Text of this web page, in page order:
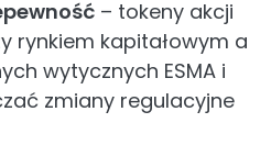
– tokeny akcji
rynkiem kapitałowym a
wytycznych ESMA i
zmiany regulacyjne